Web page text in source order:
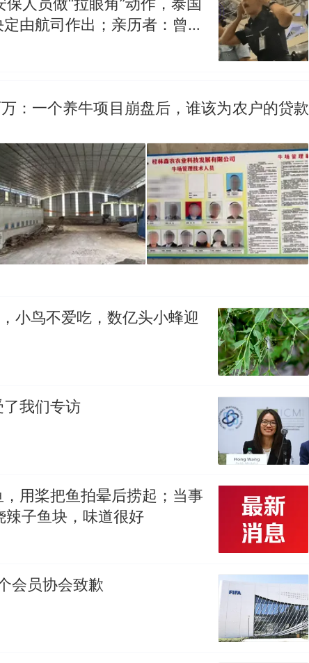
由航司作出；亲历者：曾承
：一个养牛项目崩盘后，谁该为农户的贷款
小鸟不爱吃，数亿头小蜂迎
我们专访
用桨把鱼拍晕后捞起；当事
辣子鱼块，味道很好
会员协会致歉